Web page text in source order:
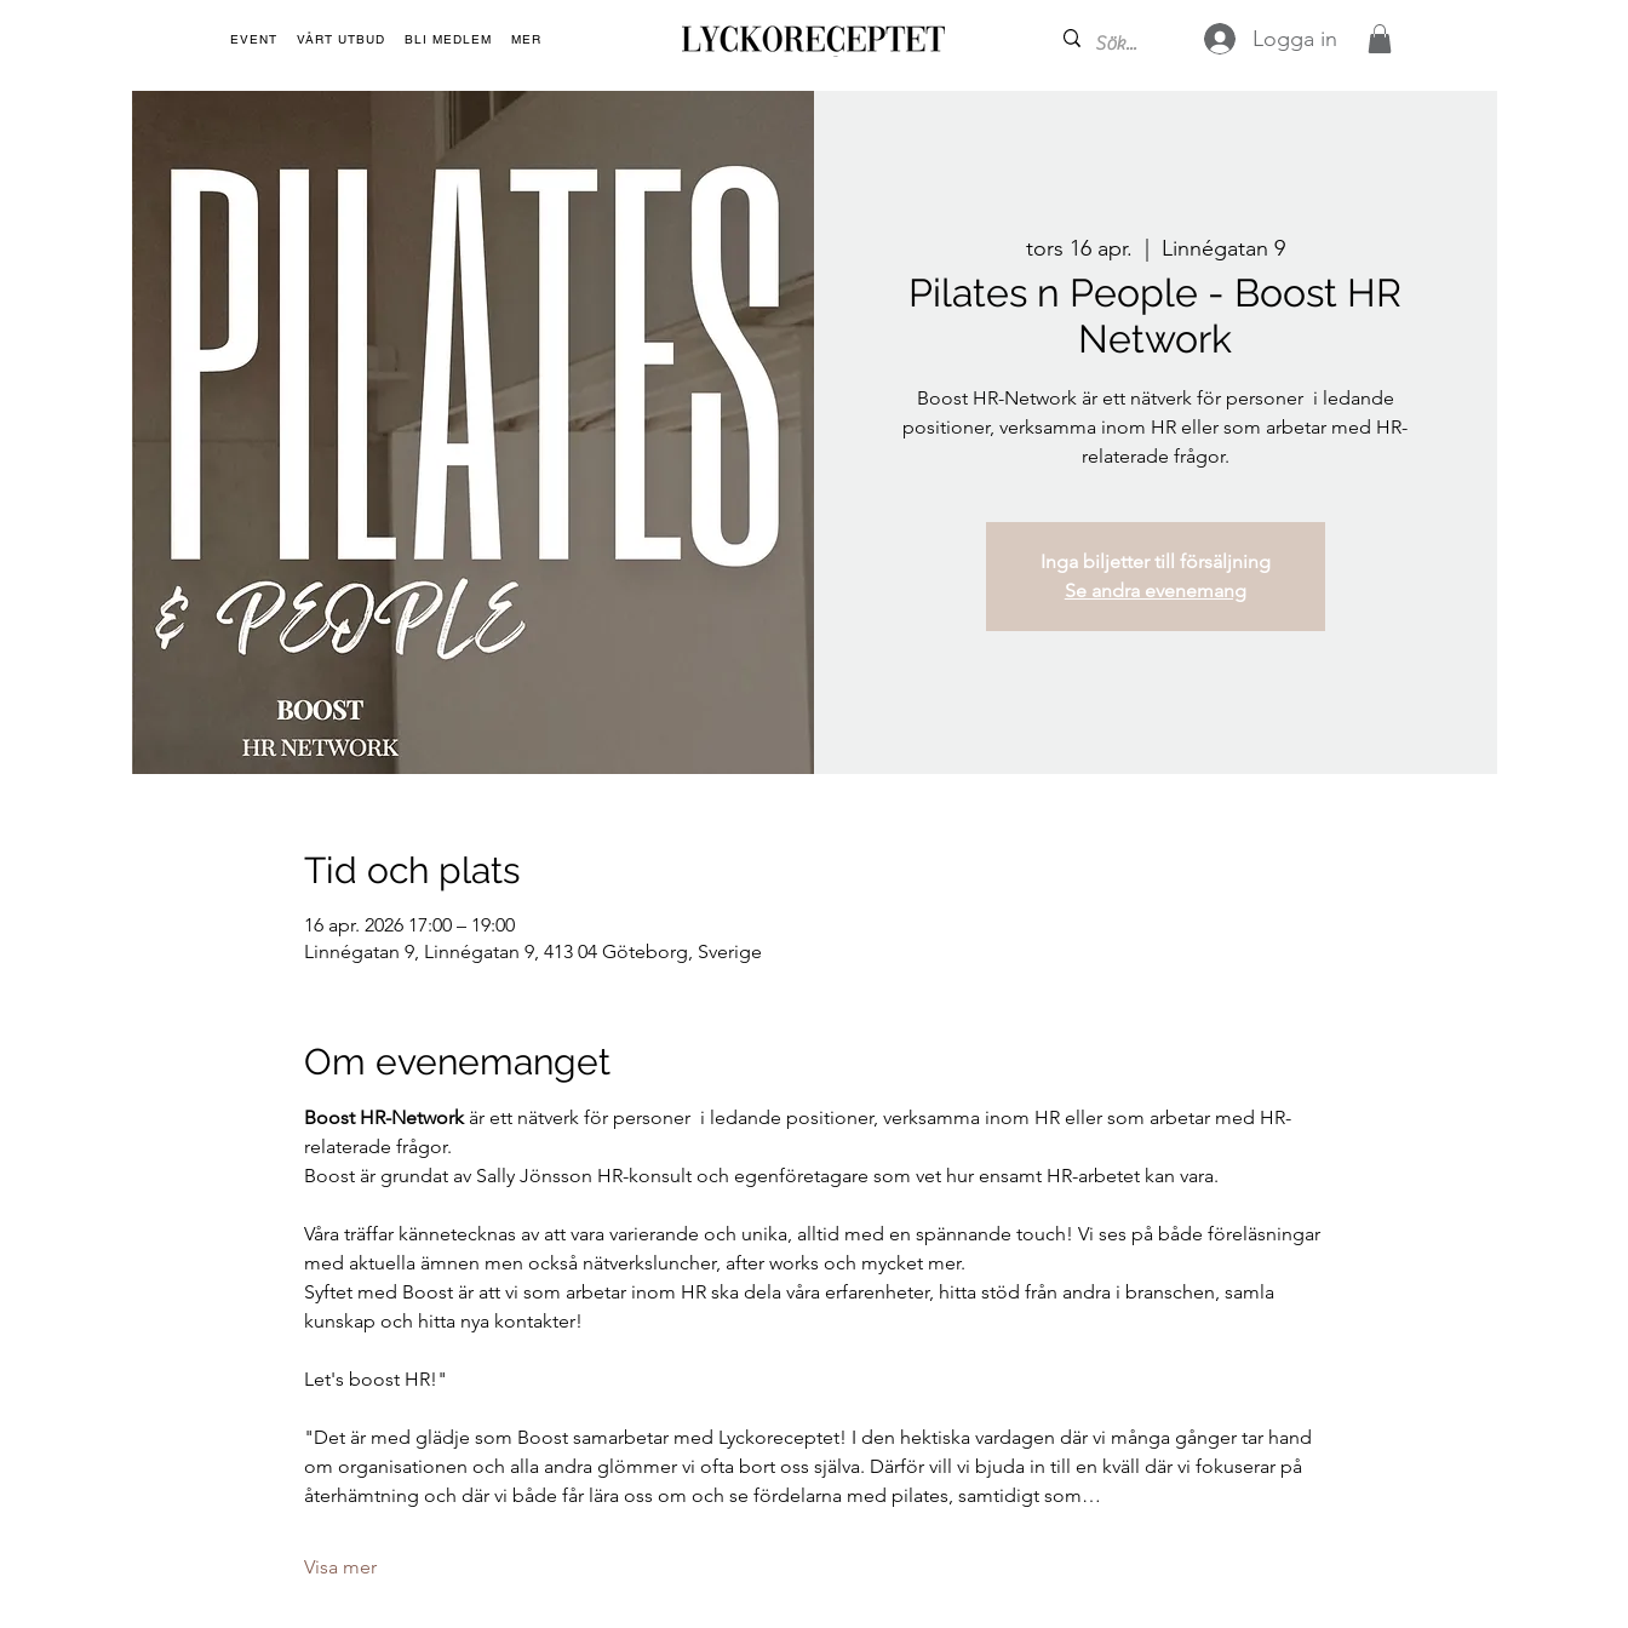
EVENT VÅRT UTBUD BLI MEDLEM MER Logga in
tors 16 apr. Linnégatan 9
Pilates n People - Boost HR
Network
Boost HR-Network är ett nätverk för personer i ledande
positioner, verksamma inom HR eller som arbetar med HR-
relaterade frågor.
Inga biljetter till försäljning
Se andra evenemang
Tid och plats
16 apr. 2026 17:00 – 19:00
Linnégatan 9, Linnégatan 9, 413 04 Göteborg, Sverige
Om evenemanget
Boost HR-Network är ett nätverk för personer  i ledande positioner, verksamma inom HR eller som arbetar med HR-
relaterade frågor.
Boost är grundat av Sally Jönsson HR-konsult och egenföretagare som vet hur ensamt HR-arbetet kan vara.
Våra träffar kännetecknas av att vara varierande och unika, alltid med en spännande touch! Vi ses på både föreläsningar
med aktuella ämnen men också nätverksluncher, after works och mycket mer.
Syftet med Boost är att vi som arbetar inom HR ska dela våra erfarenheter, hitta stöd från andra i branschen, samla
kunskap och hitta nya kontakter!
Let's boost HR!"
"Det är med glädje som Boost samarbetar med Lyckoreceptet! I den hektiska vardagen där vi många gånger tar hand
om organisationen och alla andra glömmer vi ofta bort oss själva. Därför vill vi bjuda in till en kväll där vi fokuserar på
återhämtning och där vi både får lära oss om och se fördelarna med pilates, samtidigt som…
Visa mer